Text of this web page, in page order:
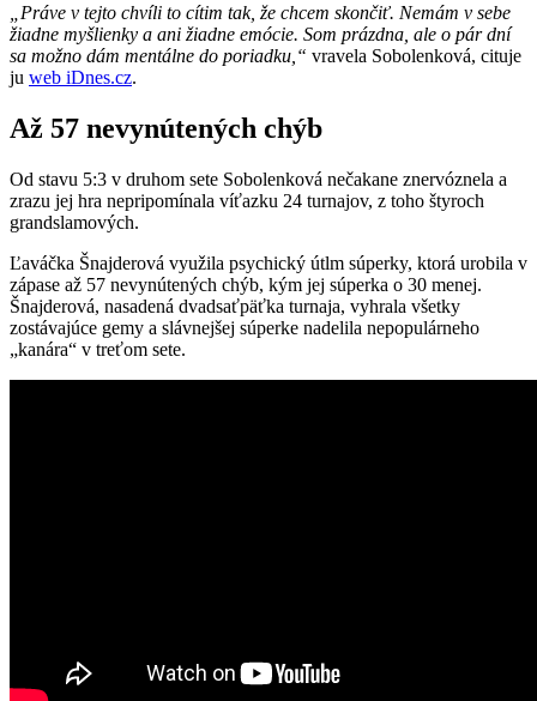
„Práve v tejto chvíli to cítim tak, že chcem skončiť. Nemám v sebe
žiadne myšlienky a ani žiadne emócie. Som prázdna, ale o pár dní
sa možno dám mentálne do poriadku,“ vravela Sobolenková, cituje
ju web iDnes.cz.
Až 57 nevynútených chýb
Od stavu 5:3 v druhom sete Sobolenková nečakane znervóznela a
zrazu jej hra nepripomínala víťazku 24 turnajov, z toho štyroch
grandslamových.
Ľaváčka Šnajderová využila psychický útlm súperky, ktorá urobila v
zápase až 57 nevynútených chýb, kým jej súperka o 30 menej.
Šnajderová, nasadená dvadsaťpäťka turnaja, vyhrala všetky
zostávajúce gemy a slávnejšej súperke nadelila nepopulárneho
„kanára“ v treťom sete.